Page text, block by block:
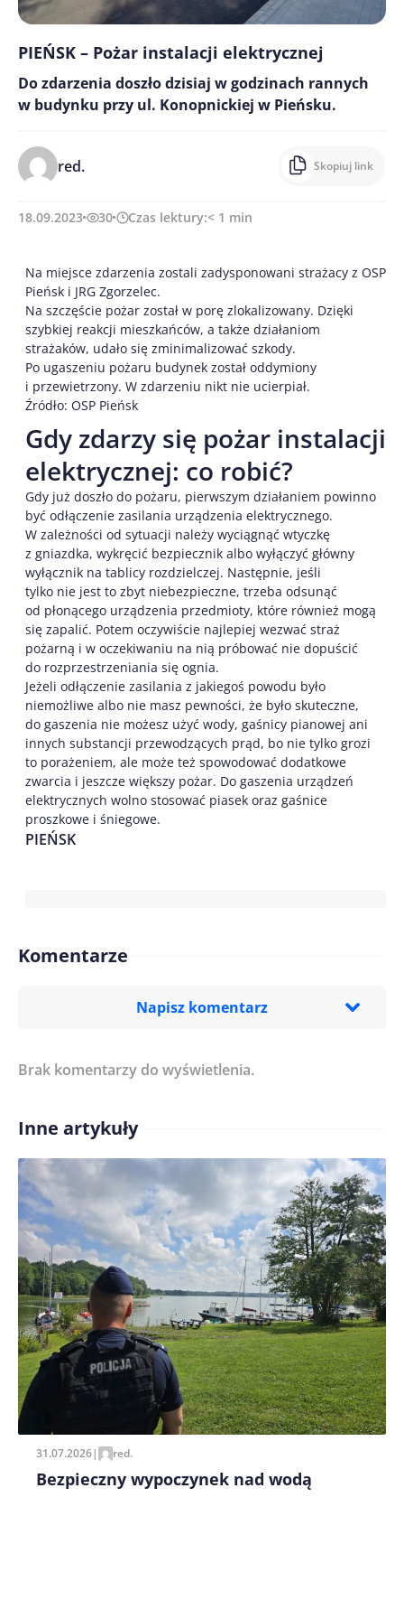
PIEŃSK – Pożar instalacji elektrycznej
Do zdarzenia doszło dzisiaj w godzinach rannych
w budynku przy ul. Konopnickiej w Pieńsku.
red. Skopiuj link
18.09.2023 30 Czas lektury:< 1 min
Na miejsce zdarzenia zostali zadysponowani strażacy z OSP
Pieńsk i JRG Zgorzelec.
Na szczęście pożar został w porę zlokalizowany. Dzięki
szybkiej reakcji mieszkańców, a także działaniom
strażaków, udało się zminimalizować szkody.
Po ugaszeniu pożaru budynek został oddymiony
i przewietrzony. W zdarzeniu nikt nie ucierpiał.
Źródło: OSP Pieńsk
Gdy zdarzy się pożar instalacji
elektrycznej: co robić?
Gdy już doszło do pożaru, pierwszym działaniem powinno
być odłączenie zasilania urządzenia elektrycznego.
W zależności od sytuacji należy wyciągnąć wtyczkę
z gniazdka, wykręcić bezpiecznik albo wyłączyć główny
wyłącznik na tablicy rozdzielczej. Następnie, jeśli
tylko nie jest to zbyt niebezpieczne, trzeba odsunąć
od płonącego urządzenia przedmioty, które również mogą
się zapalić. Potem oczywiście najlepiej wezwać straż
pożarną i w oczekiwaniu na nią próbować nie dopuścić
do rozprzestrzeniania się ognia.
Jeżeli odłączenie zasilania z jakiegoś powodu było
niemożliwe albo nie masz pewności, że było skuteczne,
do gaszenia nie możesz użyć wody, gaśnicy pianowej ani
innych substancji przewodzących prąd, bo nie tylko grozi
to porażeniem, ale może też spowodować dodatkowe
zwarcia i jeszcze większy pożar. Do gaszenia urządzeń
elektrycznych wolno stosować piasek oraz gaśnice
proszkowe i śniegowe.
PIEŃSK
Komentarze
Napisz komentarz
Treść komentarza*
Imię/ Nick*
Zapamiętaj moje dane w tej przeglądarce podczas
pisania kolejnych komentarzy.
Brak komentarzy do wyświetlenia.
Inne artykuły
31.07.2026| red.
Bezpieczny wypoczynek nad wodą